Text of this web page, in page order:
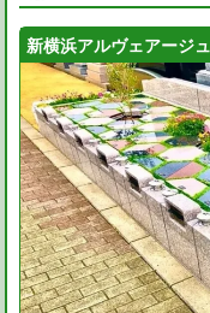
新横浜アルヴェアージュ